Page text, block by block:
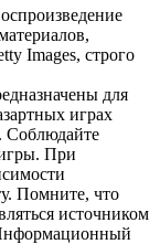
Images, строго
для
играх
Соблюдайте
При
Помните, что
источником